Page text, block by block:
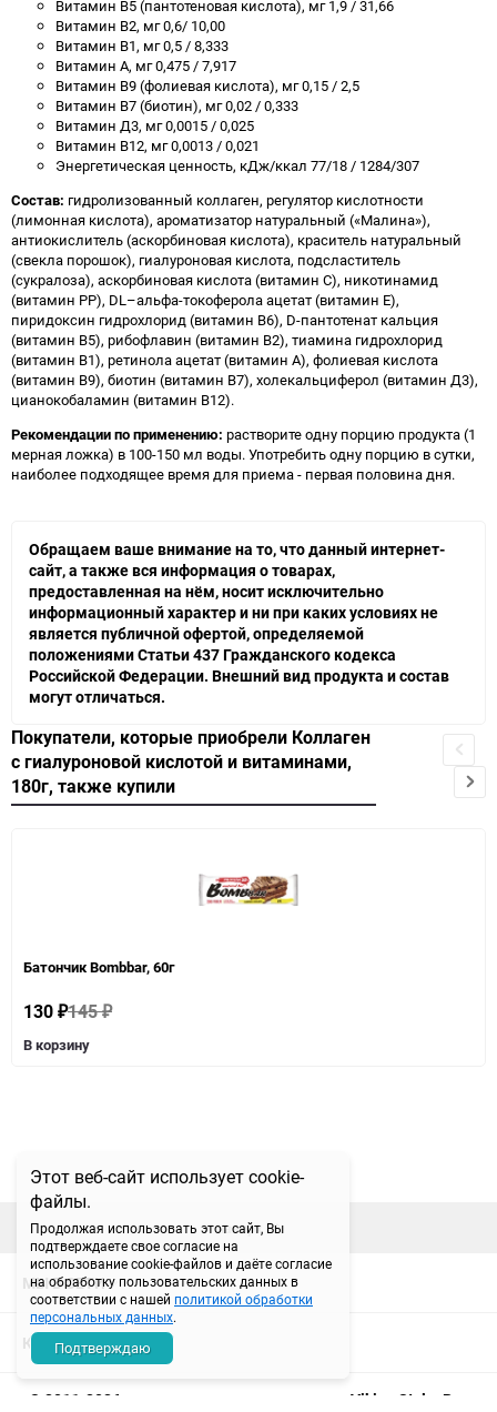
Этот веб-сайт использует cookie-
файлы.
Продолжая использовать этот сайт, Вы
подтверждаете свое согласие на
использование cookie-файлов и даёте согласие
на обработку пользовательских данных в
соответствии с нашей политикой обработки
персональных данных.
Подтверждаю
Витамин В5 (пантотеновая кислота), мг 1,9 / 31,66
Витамин В2, мг 0,6/ 10,00
Витамин В1, мг 0,5 / 8,333
Витамин А, мг 0,475 / 7,917
Витамин В9 (фолиевая кислота), мг 0,15 / 2,5
Витамин В7 (биотин), мг 0,02 / 0,333
Витамин Д3, мг 0,0015 / 0,025
Витамин В12, мг 0,0013 / 0,021
Энергетическая ценность, кДж/ккал 77/18 / 1284/307
Состав: гидролизованный коллаген, регулятор кислотности
(лимонная кислота), ароматизатор натуральный («Малина»),
антиокислитель (аскорбиновая кислота), краситель натуральный
(свекла порошок), гиалуроновая кислота, подсластитель
(сукралоза), аскорбиновая кислота (витамин С), никотинамид
(витамин РР), DL–альфа-токоферола ацетат (витамин Е),
пиридоксин гидрохлорид (витамин В6), D-пантотенат кальция
(витамин В5), рибофлавин (витамин В2), тиамина гидрохлорид
(витамин В1), ретинола ацетат (витамин А), фолиевая кислота
(витамин В9), биотин (витамин В7), холекальциферол (витамин Д3),
цианокобаламин (витамин В12).
Рекомендации по применению: растворите одну порцию продукта (1
мерная ложка) в 100-150 мл воды. Употребить одну порцию в сутки,
наиболее подходящее время для приема - первая половина дня.
Обращаем ваше внимание на то, что данный интернет-
сайт, а также вся информация о товарах,
предоставленная на нём, носит исключительно
информационный характер и ни при каких условиях не
является публичной офертой, определяемой
положениями Статьи 437 Гражданского кодекса
Российской Федерации. Внешний вид продукта и состав
могут отличаться.
Покупатели, которые приобрели Коллаген
с гиалуроновой кислотой и витаминами,
180г, также купили
Батончик Bombbar, 60г
130 ₽145₽
В корзину
наверх
МЫ В СЕТИ
КОНТАКТЫ
© 2011-2026 магазин спортивного питания Viking Style. Все